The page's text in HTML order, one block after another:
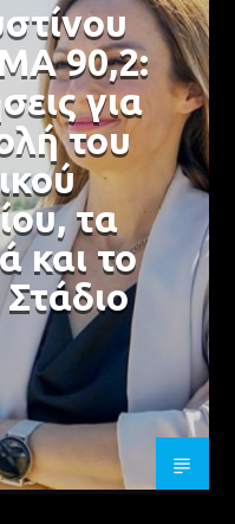
90,2:
για
του
τα
και το